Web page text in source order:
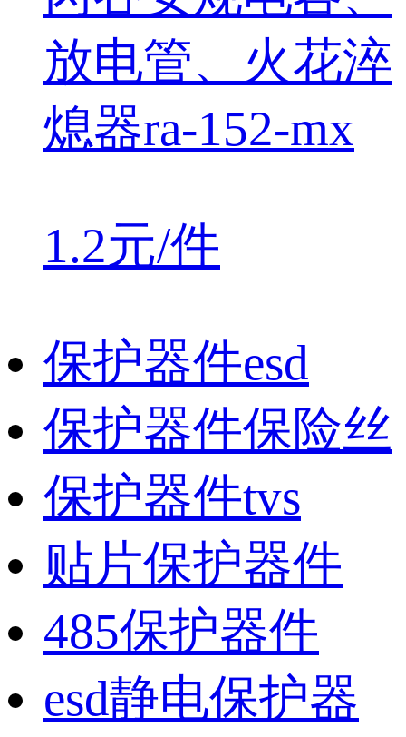
放电管、火花淬
熄器ra-152-mx
1.2元/件
保护器件esd
保护器件保险丝
保护器件tvs
贴片保护器件
485保护器件
esd静电保护器